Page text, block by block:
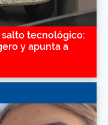
salto tecnológico:
y apunta a